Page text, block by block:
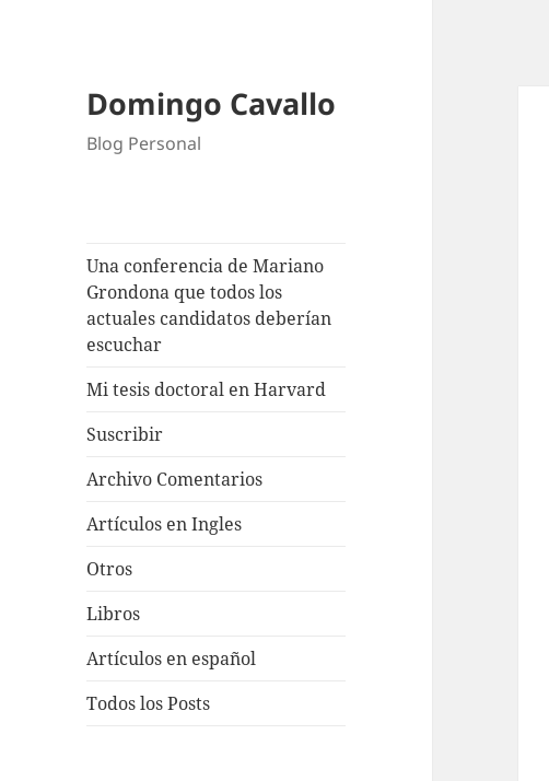
Domingo Cavallo
Blog Personal
Una conferencia de Mariano
Grondona que todos los
actuales candidatos deberían
escuchar
Mi tesis doctoral en Harvard
Suscribir
Archivo Comentarios
Artículos en Ingles
Otros
Libros
Artículos en español
Todos los Posts